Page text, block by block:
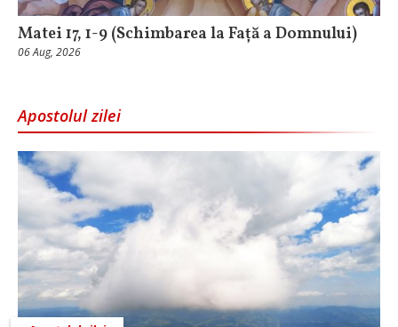
Matei 17, 1-9 (Schimbarea la Față a Domnului)
06 Aug, 2026
Apostolul zilei